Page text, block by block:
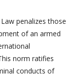
penalizes those
of an armed
norm ratifies
conducts of